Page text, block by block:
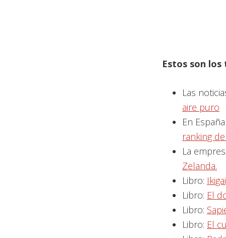
Estos son
Las
aire puro
En
ranking
La
Zelanda.
Libro:
Libro: El
Libro:
Libro: El